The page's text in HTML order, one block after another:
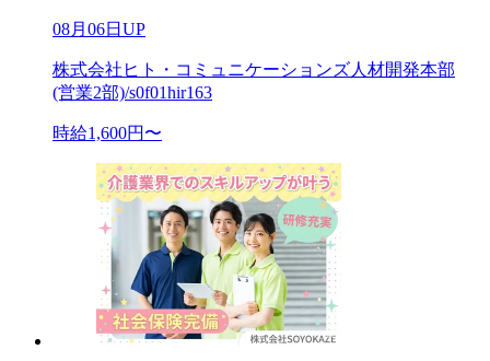
08月06日UP
株式会社ヒト・コミュニケーションズ人材開発本部
(営業2部)/s0f01hir163
時給1,600円〜